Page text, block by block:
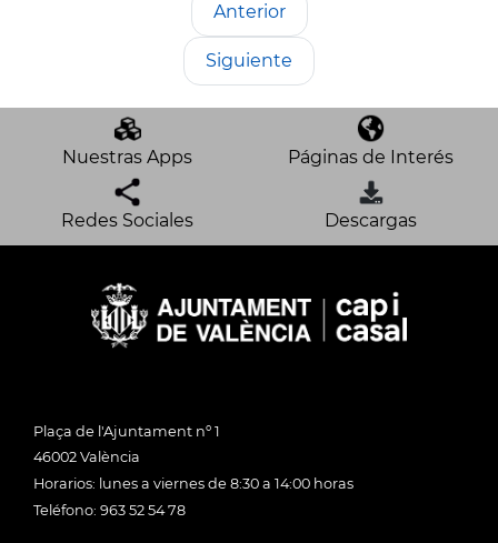
Anterior
Siguiente
Nuestras Apps Páginas de Interés
Redes Sociales Descargas
Plaça de l'Ajuntament nº 1
46002 València
Horarios: lunes a viernes de 8:30 a 14:00 horas
Teléfono: 963 52 54 78